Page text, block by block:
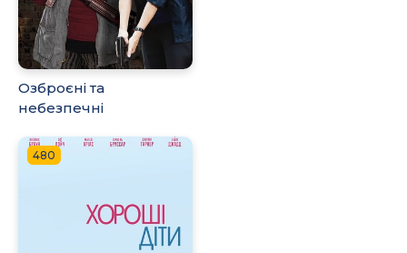
Озброєні та
небезпечні
480